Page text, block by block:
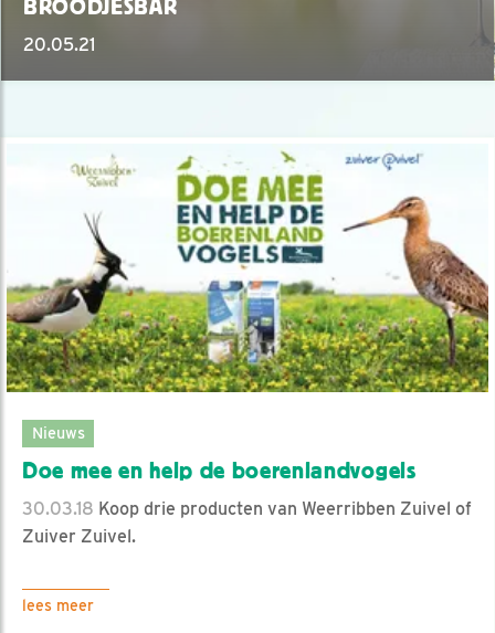
BROODJESBAR
20.05.21
Nieuws
Doe mee en help de boerenlandvogels
30.03.18 Koop drie producten van Weerribben Zuivel of
Zuiver Zuivel.
lees meer